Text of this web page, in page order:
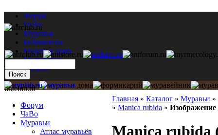
Форум
ЧаВо
Муравьи
Библиотека
Муравьи дома
Мастерская
Каталог
Главная » Каталог » Муравьи »
» Manica rubida » Изображение
Manica rubida
antclub.ru
Форум
ЧаВо
Муравьи
Атлас муравьёв